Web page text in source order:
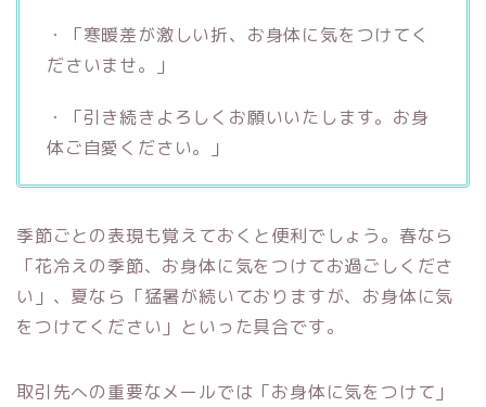
・「寒暖差が激しい折、お身体に気をつけてく
ださいませ。」
・「引き続きよろしくお願いいたします。お身
体ご自愛ください。」
季節ごとの表現も覚えておくと便利でしょう。春なら
「花冷えの季節、お身体に気をつけてお過ごしくださ
い」、夏なら「猛暑が続いておりますが、お身体に気
をつけてください」といった具合です。
取引先への重要なメールでは「お身体に気をつけて」